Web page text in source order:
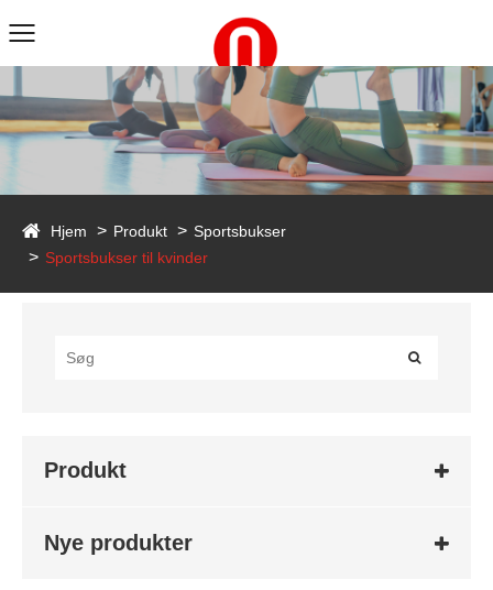
Hjem Produkt
Sportsbukser
Sportsbukser til kvinder
Produkt
Nye produkter